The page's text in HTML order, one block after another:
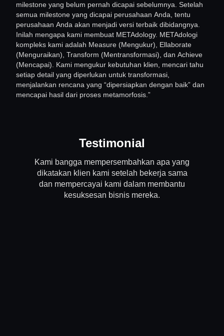
milestone yang belum pernah dicapai sebelumnya. Setelah
semua milestone yang dicapai perusahaan Anda, tentu
perusahaan Anda akan menjadi versi terbaik dibidangnya.
Inilah mengapa kami membuat METAdology. METAdologi
kompleks kami adalah Measure (Mengukur), Ellaborate
(Menguraikan), Transform (Mentransformasi), dan Achieve
(Mencapai). Kami mengukur kebutuhan klien, mencari tahu
setiap detail yang diperlukan untuk transformasi,
menjalankan rencana yang “dipersiapkan dengan baik” dan
mencapai hasil dari proses metamorfosis.”
Testimonial
Kami bangga mempersembahkan apa yang
dikatakan klien kami setelah bekerja sama
dan mempercayai kami dalam membantu
kesuksesan bisnis mereka.